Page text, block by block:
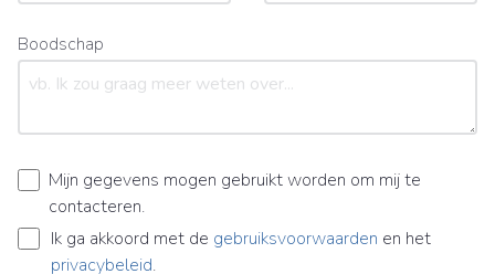
Boodschap
Mijn gegevens mogen gebruikt worden om mij te
contacteren.
Ik ga akkoord met de gebruiksvoorwaarden en het
privacybeleid.